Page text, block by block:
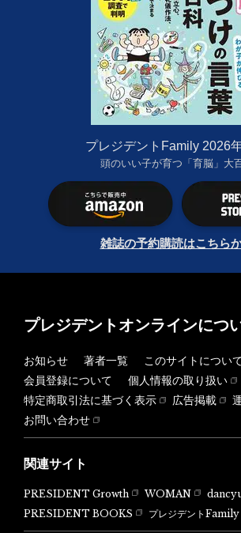
プレジデントFamily 2026
頭のいい子が育つ「育脳」大
雑誌の予約購読はこちら
プレジデントオンラインにつ
お知らせ 著者一覧
このサイトについ
会員登録について
個人情報の取り扱い
特定商取引法に基づく表示
広告掲載
お問い合わせ
関連サイト
PRESIDENT Growth WOMAN
PRESIDENT BOOKS
プレジデント